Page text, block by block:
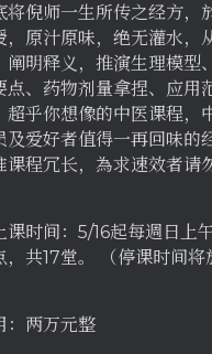
将倪师一生所传之经方，
，原汁原味，绝无灌水，
阐明释义，推演生理模型
点、药物剂量拿捏、应用
超乎你想像的中医课程，
及爱好者值得一再回味的
课程冗长，為求速效者请
课时间：5/16起每週日上
，共17堂。 （停课时间将
：两万元整